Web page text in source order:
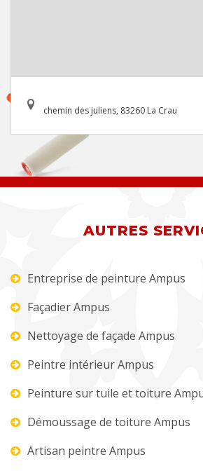
chemin des juliens, 83260 La Crau
AUTRES
Entreprise de peinture Ampus
Façadier Ampus
Nettoyage de façade Ampus
Peintre intérieur Ampus
Peinture sur tuile et toiture
Démoussage de toiture Ampus
Artisan peintre Ampus